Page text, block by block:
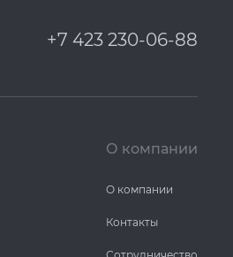
+7 423 230-06-88
О компании
О компании
Контакты